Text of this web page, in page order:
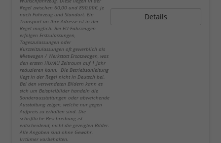
Regel zwischen 60,00 und 890,00€, je
nach Fahrzeug und Standort. Ein
Transport an Ihre Adresse ist in der
Regel möglich. Bei EU-Fahrzeugen
erfolgen Erstzulassungen,
Tageszulassungen oder
Kurzzeitzulassungen oft gewerblich als
Mietwagen / Werkstatt Ersatzwagen, was
den ersten HU/AU Zeitraum auf 1 Jahr
reduzieren kann. Die Betriebsanleitung
liegt in der Regel nicht in Deutsch bei.
Bei den verwendeten Bildern kann es
sich um Beispielbilder handeln die
Sonderausstattungen oder abweichende
Ausstattung zeigen, welche nur gegen
Aufpreis zu erhalten sind. Die
schriftliche Beschreibung ist
entscheidend, nicht die gezeigten Bilder.
Alle Angaben sind ohne Gewähr.
Irrtümer vorbehalten.
Details